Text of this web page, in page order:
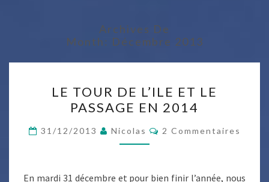
Archives De
Month: Décembre 2013
TOUR
DE
L’ILE
ET
PASSAGE
LE TOUR DE L’ILE ET LE
PASSAGE EN 2014
31/12/2013 Nicolas Commentaires
2 Commentaires
En mardi 31 décembre et pour bien finir l’année, nous